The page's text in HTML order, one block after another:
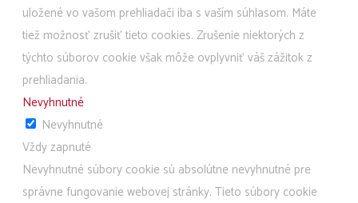
uložené vo vašom prehliadači iba s vaším súhlasom. Máte
tiež možnosť zrušiť tieto cookies. Zrušenie niektorých z
týchto súborov cookie však môže ovplyvniť váš zážitok z
prehliadania.
Nevyhnutné
Nevyhnutné
Vždy zapnuté
Nevyhnutné súbory cookie sú absolútne nevyhnutné pre
správne fungovanie webovej stránky. Tieto súbory cookie